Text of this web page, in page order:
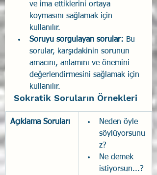
ve ima ettiklerini ortaya
koymasını sağlamak için
kullanılır.
Soruyu sorgulayan sorular: Bu
sorular, karşıdakinin sorunun
amacını, anlamını ve önemini
değerlendirmesini sağlamak için
kullanılır.
Sokratik Soruların Örnekleri
Açıklama Soruları
Neden öyle
söylüyorsunu
z?
Ne demek
istiyorsun...?